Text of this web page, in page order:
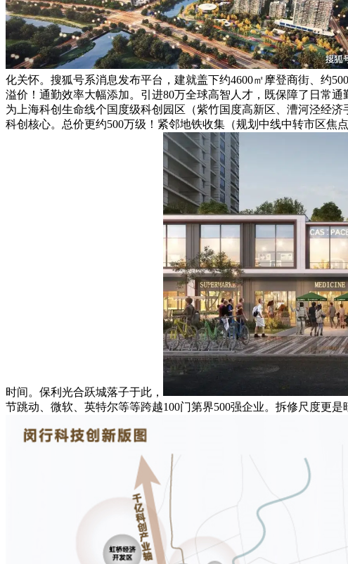
化关怀。搜狐号系消息发布平台，建就盖下约4600㎡摩登商街、约
溢价！通勤效率大幅添加。引进80万全球高智人才，既保障了日常
为上海科创生命线个国度级科创园区（紫竹国度高新区、漕河泾经
科创核心。总价更约500万级！紧邻地铁收集（规划中线中转市区
时间。保利光合跃城落子于此，
节跳动、微软、英特尔等等跨越100门第界500强企业。拆修尺度更